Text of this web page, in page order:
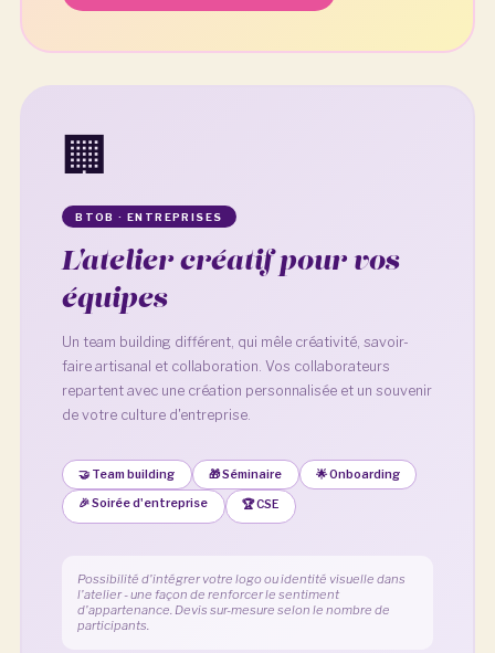
🏢
BTOB · ENTREPRISES
L'atelier créatif pour vos
équipes
Un team building différent, qui mêle créativité, savoir-
faire artisanal et collaboration. Vos collaborateurs
repartent avec une création personnalisée et un souvenir
de votre culture d'entreprise.
🤝 Team building 🎁 Séminaire 🌟 Onboarding
🎉 Soirée d'entreprise 🏆 CSE
Possibilité d'intégrer votre logo ou identité visuelle dans
l'atelier - une façon de renforcer le sentiment
d'appartenance. Devis sur-mesure selon le nombre de
participants.